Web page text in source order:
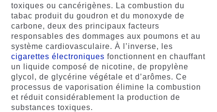
toxiques ou cancérigènes. La combustion du
tabac produit du goudron et du monoxyde de
carbone, deux des principaux facteurs
responsables des dommages aux poumons et au
système cardiovasculaire. À l’inverse, les
cigarettes électroniques fonctionnent en chauffant
un liquide composé de nicotine, de propylène
glycol, de glycérine végétale et d’arômes. Ce
processus de vaporisation élimine la combustion
et réduit considérablement la production de
substances toxiques.